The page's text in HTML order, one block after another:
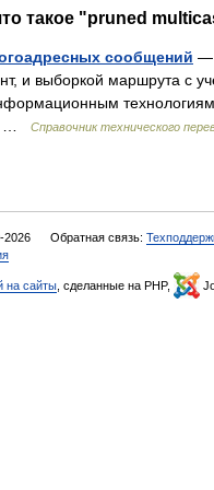
такое "pruned
сообщений —
и выборкой маршрута с
…
Справочник технического
2026 Обратная связь:
на сайты , сделанные на PHP,